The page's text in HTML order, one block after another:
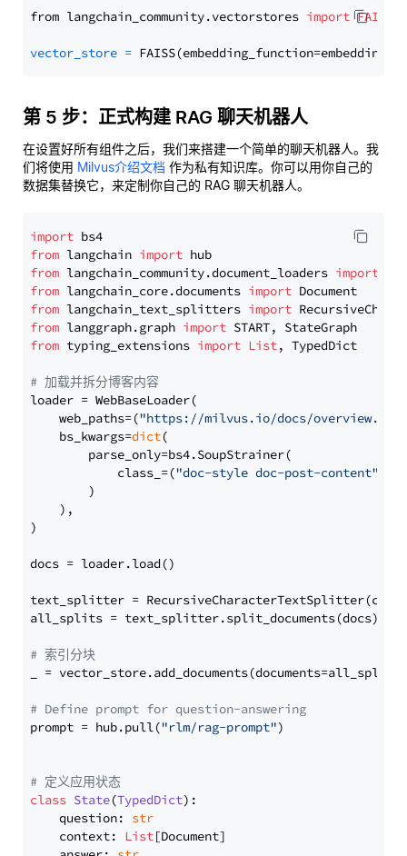
from langchain_community.vectorstores import FAISS
vector_store =
第 5 步：正式构建 RAG 聊天机器人
在设置好所有组件之后，我们来搭建一个简单的聊天机器人。我
们将使用 Milvus介绍文档 作为私有知识库。你可以用你自己的
数据集替换它，来定制你自己的 RAG 聊天机器人。
import
from langchain import
from langchain_community.document_loaders import
from langchain_core.documents import
from langchain_text_splitters import
from langgraph.graph import
from typing_extensions import List, TypedDict
# 加载并拆分博客内容
loader = WebBaseLoader(
    web_paths=(
"https://milvus.io/docs/overview.md"
    bs_kwargs=
dict(
        parse_only=bs4.SoupStrainer(
            class_=(
"doc-style doc-post-content"
        )
    ),
)
docs = loader.load()
text_splitter =
all_splits = text_splitter.split_documents(docs)
# 索引分块
_ = vector_store.add_documents(documents=all_splits)
# Define prompt for question-answering
prompt = hub.pull("rlm/rag-prompt")
# 定义应用状态
class State(TypedDict):
    question:
str
    context:
List[Document]